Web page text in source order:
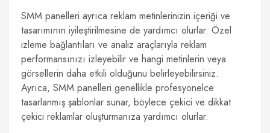
SMM panelleri ayrıca reklam metinlerinizin içeriği ve
tasarımının iyileştirilmesine de yardımcı olurlar. Özel
izleme bağlantıları ve analiz araçlarıyla reklam
performansınızı izleyebilir ve hangi metinlerin veya
görsellerin daha etkili olduğunu belirleyebilirsiniz.
Ayrıca, SMM panelleri genellikle profesyonelce
tasarlanmış şablonlar sunar, böylece çekici ve dikkat
çekici reklamlar oluşturmanıza yardımcı olurlar.